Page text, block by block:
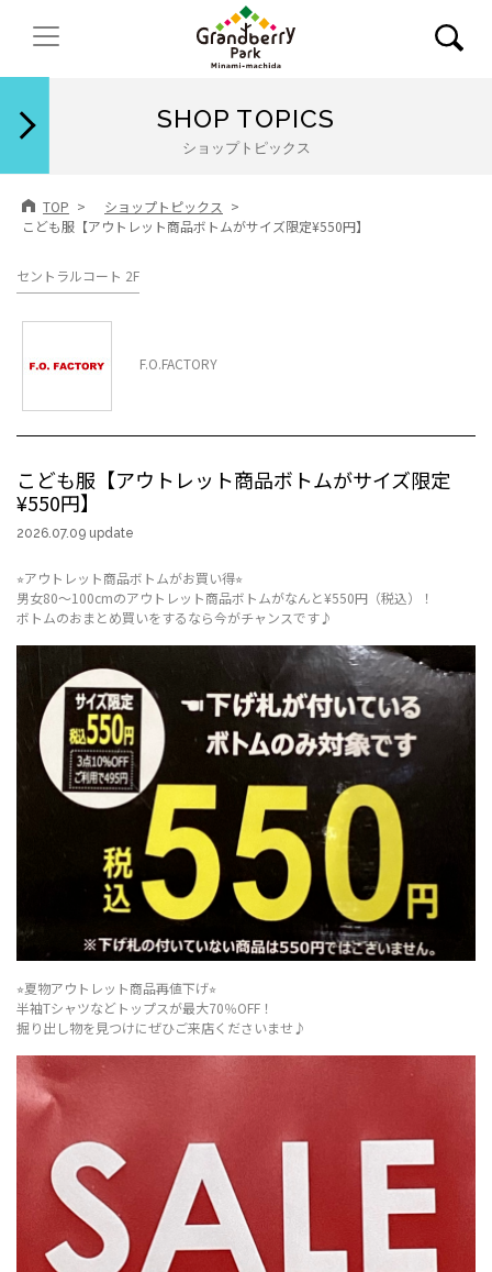
SHOP TOPICS
ショップトピックス
TOP
ショップトピックス
こども服【アウトレット商品ボトムがサイズ限定¥550円】
セントラルコート 2F
F.O.FACTORY
こども服【アウトレット商品ボトムがサイズ限定
¥550円】
2026.07.09 update
⭐︎アウトレット商品ボトムがお買い得⭐︎
男女80〜100cmのアウトレット商品ボトムがなんと¥550円（税込）！
ボトムのおまとめ買いをするなら今がチャンスです♪
⭐︎夏物アウトレット商品再値下げ⭐︎
半袖Tシャツなどトップスが最大70％OFF！
掘り出し物を見つけにぜひご来店くださいませ♪
閉じる